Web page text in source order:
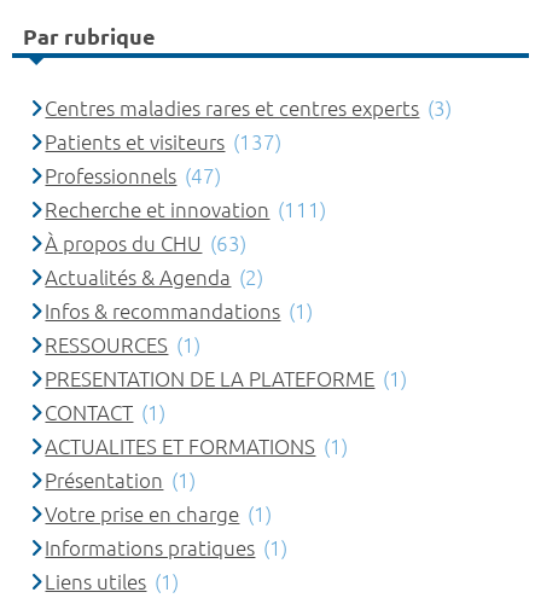
Par rubrique
Centres maladies rares et centres experts (3)
Patients et visiteurs (137)
Professionnels (47)
Recherche et innovation (111)
À propos du CHU (63)
Actualités & Agenda (2)
Infos & recommandations (1)
RESSOURCES (1)
PRESENTATION DE LA PLATEFORME (1)
CONTACT (1)
ACTUALITES ET FORMATIONS (1)
Présentation (1)
Votre prise en charge (1)
Informations pratiques (1)
Liens utiles (1)